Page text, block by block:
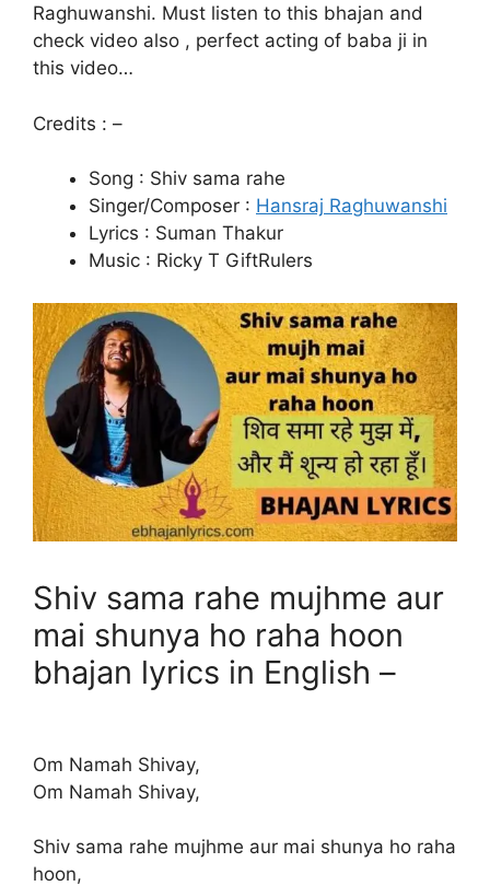
Raghuwanshi. Must listen to this bhajan and
check video also , perfect acting of baba ji in
this video…
Credits : –
Song : Shiv sama rahe
Singer/Composer : Hansraj Raghuwanshi
Lyrics : Suman Thakur
Music : Ricky T GiftRulers
Shiv sama rahe mujhme aur
mai shunya ho raha hoon
bhajan lyrics in English –
Om Namah Shivay,
Om Namah Shivay,
Shiv sama rahe mujhme aur mai shunya ho raha
hoon,